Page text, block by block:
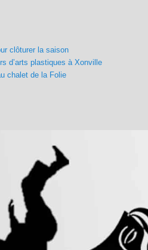
clôturer la saison
d’arts plastiques à Xonville
chalet de la Folie